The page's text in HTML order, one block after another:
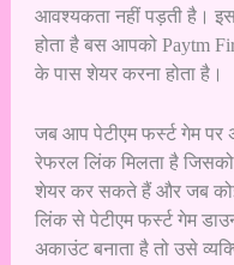
आवश्यकता नहीं पड़ती है।
होता है बस आपको Paytm
के पास शेयर करना होता है।
जब आप पेटीएम फर्स्ट गेम
रेफरल लिंक मिलता है
शेयर कर सकते हैं और जब
लिंक से पेटीएम फर्स्ट गेम
अकाउंट बनाता है तो उसे